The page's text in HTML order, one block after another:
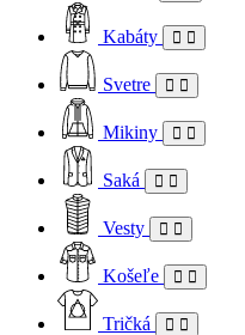
Kabáty
Svetre
Mikiny
Saká
Vesty
Košeľe
Tričká